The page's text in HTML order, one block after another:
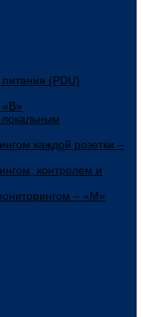
(PDU)
«В»
локальным
каждой розетки –
контролем и
– «М»